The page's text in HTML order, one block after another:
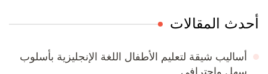
أحدث المقالات
أساليب شيقة لتعليم الأطفال اللغة الإنجليزية بأسلوب